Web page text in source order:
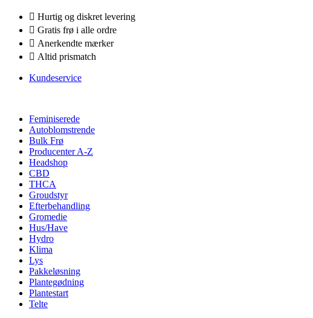
Hurtig og diskret levering
Gratis frø i alle ordre
Anerkendte mærker
Altid prismatch
Kundeservice
Feminiserede
Autoblomstrende
Bulk Frø
Producenter A-Z
Headshop
CBD
THCA
Groudstyr
Efterbehandling
Gromedie
Hus/Have
Hydro
Klima
Lys
Pakkeløsning
Plantegødning
Plantestart
Telte